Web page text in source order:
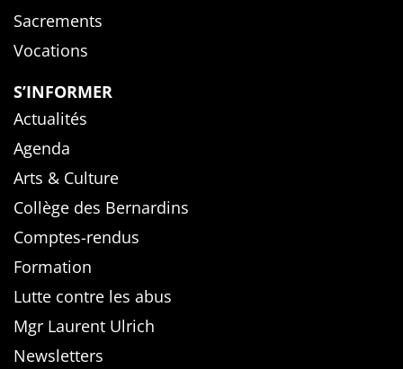
Sacrements
Vocations
S’INFORMER
Actualités
Agenda
Arts & Culture
Collège des Bernardins
Comptes-rendus
Formation
Lutte contre les abus
Mgr Laurent Ulrich
Newsletters